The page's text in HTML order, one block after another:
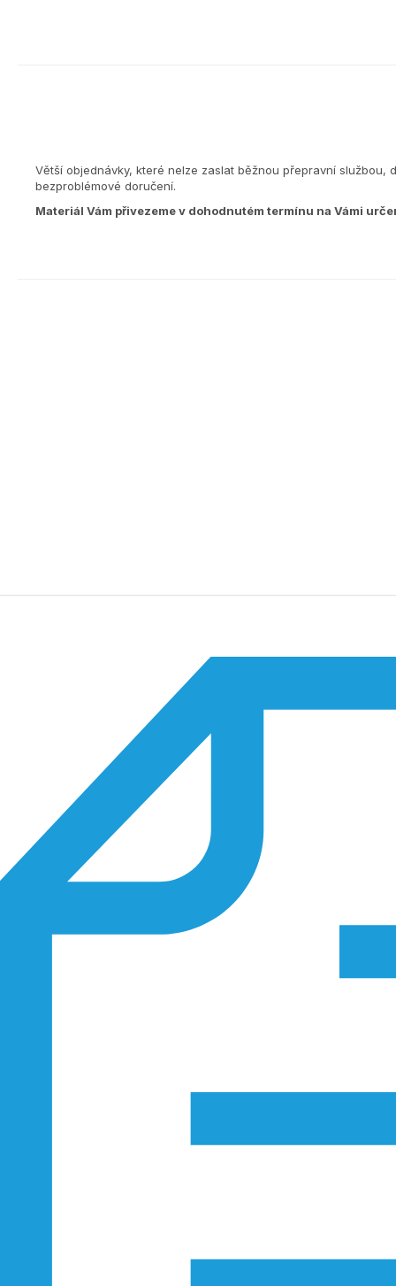
Větší objednávky, které nelze zaslat běžnou přepravní službou,
bezproblémové doručení.
Materiál Vám přivezeme v dohodnutém termínu na Vámi